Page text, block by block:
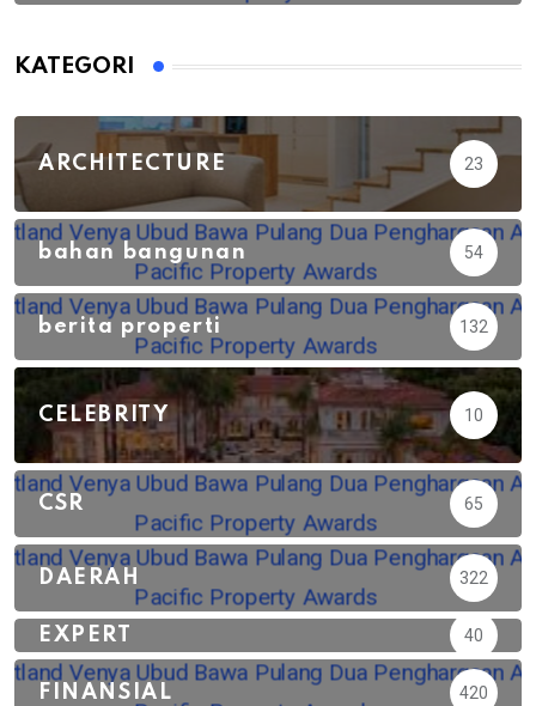
KATEGORI
ARCHITECTURE 23
bahan bangunan 54
berita properti 132
CELEBRITY 10
CSR 65
DAERAH 322
EXPERT 40
FINANSIAL 420